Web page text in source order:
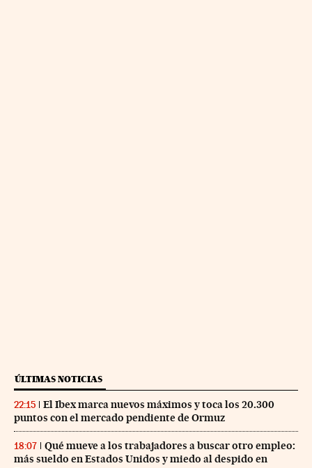
ÚLTIMAS NOTICIAS
22:15
El Ibex marca nuevos máximos y toca los 20.300
puntos con el mercado pendiente de Ormuz
18:07
Qué mueve a los trabajadores a buscar otro empleo:
más sueldo en Estados Unidos y miedo al despido en